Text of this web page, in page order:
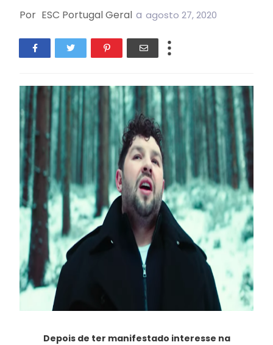
Por ESC Portugal Geral a agosto 27, 2020
Depois de ter manifestado interesse na